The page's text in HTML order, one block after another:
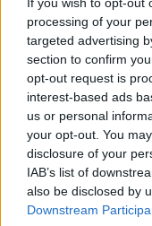
processing of your
targeted advertising
section to confirm
opt-out request is
interest-based ads
us or personal
your opt-out. You
disclosure of your
IAB’s list of
also be disclosed by
Downstream
6 Αυγούστου 2026,